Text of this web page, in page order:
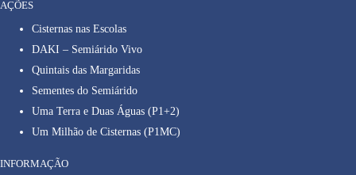
AÇÕES
Cisternas nas Escolas
DAKI – Semiárido Vivo
Quintais das Margaridas
Sementes do Semiárido
Uma Terra e Duas Águas (P1+2)
Um Milhão de Cisternas (P1MC)
INFORMAÇÃO